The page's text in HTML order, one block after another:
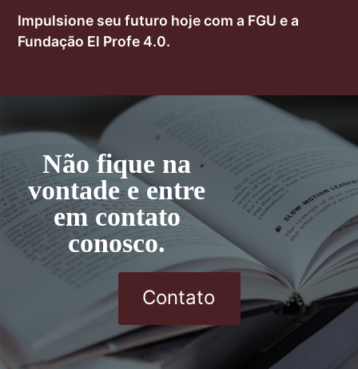
Impulsione seu futuro hoje com a FGU e a
Fundação El Profe 4.0.
Não fique na
vontade e entre
em contato
conosco.
Contato